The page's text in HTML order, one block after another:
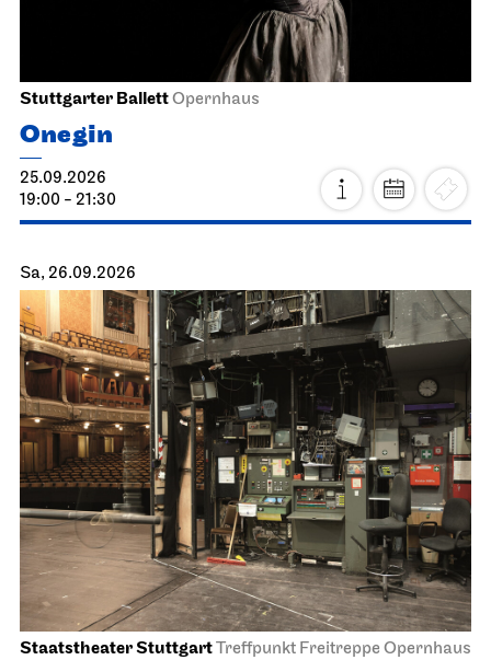
Stuttgarter BallettOpernhaus
Onegin
25.09.2026
19:00 - 21:30
Sa, 26.09.2026
Staatstheater StuttgartTreffpunkt Freitreppe Opernhaus